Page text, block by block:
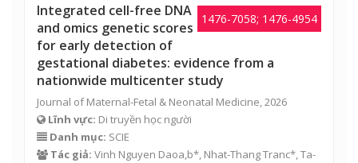
1476-7058; 1476-4954
Integrated cell-free DNA
and omics genetic scores
for early detection of
gestational diabetes: evidence from a
nationwide multicenter study
Journal of Maternal-Fetal & Neonatal Medicine, 2026
Lĩnh vực: Di truyền học người
Danh mục: SCIE
Tác giả: Vinh Nguyen Daoa,b*, Nhat-Thang Tranc*, Ta-